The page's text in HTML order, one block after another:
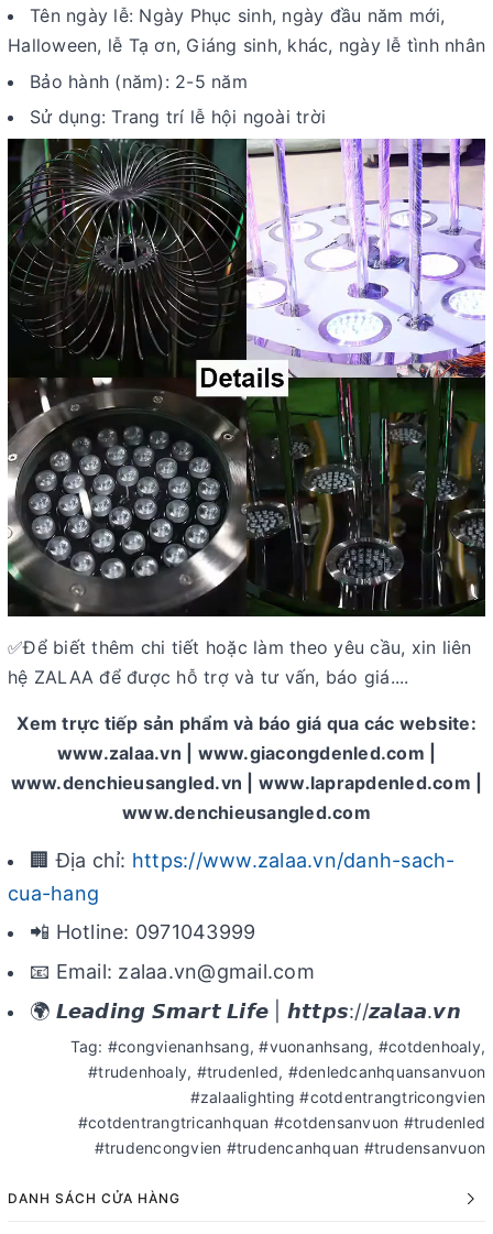
Tên ngày lễ: Ngày Phục sinh, ngày đầu năm mới,
Halloween, lễ Tạ ơn, Giáng sinh, khác, ngày lễ tình nhân
Bảo hành (năm): 2-5 năm
Sử dụng: Trang trí lễ hội ngoài trời
✅Để biết thêm chi tiết hoặc làm theo yêu cầu, xin liên
hệ ZALAA để được hỗ trợ và tư vấn, báo giá....
Xem trực tiếp sản phẩm và báo giá qua các website:
www.zalaa.vn | www.giacongdenled.com |
www.denchieusangled.vn | www.laprapdenled.com |
www.denchieusangled.com
🏢 Địa chỉ: https://www.zalaa.vn/danh-sach-
cua-hang
📲 Hotline: 0971043999
📧 Email: zalaa.vn@gmail.com
🌍 𝙇𝙚𝙖𝙙𝙞𝙣𝙜 𝙎𝙢𝙖𝙧𝙩 𝙇𝙞𝙛𝙚 | 𝙝𝙩𝙩𝙥𝙨://𝙯𝙖𝙡𝙖𝙖.𝙫𝙣
Tag: #congvienanhsang, #vuonanhsang, #cotdenhoaly,
#trudenhoaly, #trudenled, #denledcanhquansanvuon
#zalaalighting #cotdentrangtricongvien
#cotdentrangtricanhquan #cotdensanvuon #trudenled
#trudencongvien #trudencanhquan #trudensanvuon
DANH SÁCH CỬA HÀNG